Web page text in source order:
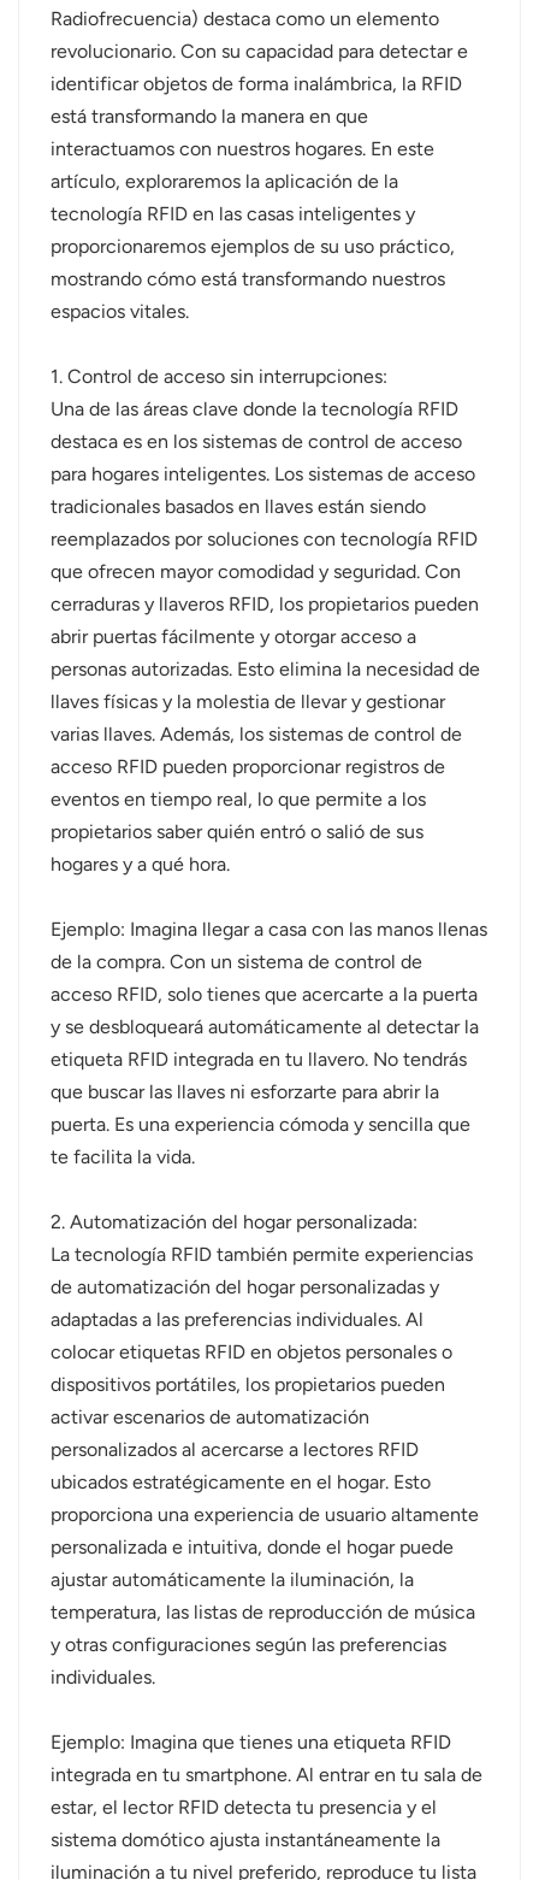
Melayu
Polski
แบบไทย
Tiếng Việt
Indonesia
Radiofrecuencia) destaca como un elemento
revolucionario. Con su capacidad para detectar e
identificar objetos de forma inalámbrica, la RFID
está transformando la manera en que
interactuamos con nuestros hogares. En este
artículo, exploraremos la aplicación de la
tecnología RFID en las casas inteligentes y
proporcionaremos ejemplos de su uso práctico,
mostrando cómo está transformando nuestros
espacios vitales.
1. Control de acceso sin interrupciones:
Una de las áreas clave donde la tecnología RFID
destaca es en los sistemas de control de acceso
para hogares inteligentes. Los sistemas de acceso
tradicionales basados ​​en llaves están siendo
reemplazados por soluciones con tecnología RFID
que ofrecen mayor comodidad y seguridad. Con
cerraduras y llaveros RFID, los propietarios pueden
abrir puertas fácilmente y otorgar acceso a
personas autorizadas. Esto elimina la necesidad de
llaves físicas y la molestia de llevar y gestionar
varias llaves. Además, los sistemas de control de
acceso RFID pueden proporcionar registros de
eventos en tiempo real, lo que permite a los
propietarios saber quién entró o salió de sus
hogares y a qué hora.
Ejemplo: Imagina llegar a casa con las manos llenas
de la compra. Con un sistema de control de
acceso RFID, solo tienes que acercarte a la puerta
y se desbloqueará automáticamente al detectar la
etiqueta RFID integrada en tu llavero. No tendrás
que buscar las llaves ni esforzarte para abrir la
puerta. Es una experiencia cómoda y sencilla que
te facilita la vida.
2. Automatización del hogar personalizada:
La tecnología RFID también permite experiencias
de automatización del hogar personalizadas y
adaptadas a las preferencias individuales. Al
colocar etiquetas RFID en objetos personales o
dispositivos portátiles, los propietarios pueden
activar escenarios de automatización
personalizados al acercarse a lectores RFID
ubicados estratégicamente en el hogar. Esto
proporciona una experiencia de usuario altamente
personalizada e intuitiva, donde el hogar puede
ajustar automáticamente la iluminación, la
temperatura, las listas de reproducción de música
y otras configuraciones según las preferencias
individuales.
Ejemplo: Imagina que tienes una etiqueta RFID
integrada en tu smartphone. Al entrar en tu sala de
estar, el lector RFID detecta tu presencia y el
sistema domótico ajusta instantáneamente la
iluminación a tu nivel preferido, reproduce tu lista